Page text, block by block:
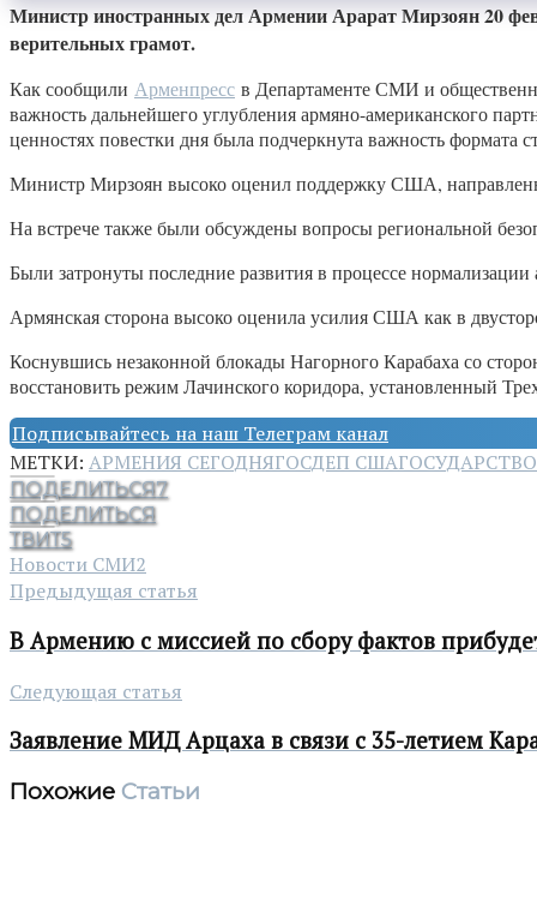
Министр иностранных дел Армении Арарат Мирзоян 20
верительных грамот.
Как сообщили Арменпресс в Департаменте СМИ и
важность дальнейшего углубления армяно-американского
ценностях повестки дня была подчеркнута важность
Министр Мирзоян высоко оценил поддержку США,
На встрече также были обсуждены вопросы региональной
Были затронуты последние развития в процессе
Армянская сторона высоко оценила усилия США как в
Коснувшись незаконной блокады Нагорного Карабаха со
восстановить режим Лачинского коридора, установленный
Подписывайтесь на наш Телеграм канал
МЕТКИ: АРМЕНИЯ СЕГОДНЯГОСДЕП СШАГОСУДАРСТВО
ПОДЕЛИТЬСЯ7
ПОДЕЛИТЬСЯ
ТВИТ5
Новости СМИ2
Предыдущая статья
В Армению с миссией по сбору фактов
Следующая статья
Заявление МИД Арцаха в связи с 35-летием
Похожие Статьи